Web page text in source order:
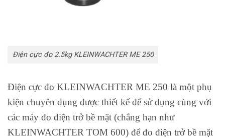
Điện cực đo 2.5kg KLEINWACHTER ME 250
Điện cực đo KLEINWACHTER ME 250 là một phụ
kiện chuyên dụng được thiết kế để sử dụng cùng với
các máy đo điện trở bề mặt (chẳng hạn như
KLEINWACHTER TOM 600) để đo điện trở bề mặt